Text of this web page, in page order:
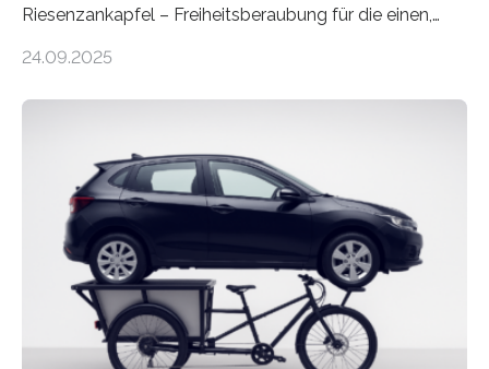
Riesenzankapfel – Freiheitsberaubung für die einen,
Nach rund 50 Jahren hat eine Wissenschaftlerin der
die Zahl der Verkehrstoten sogar um 35 Prozent. Die
Studie ist in der Zeitschrift Transportation Research
Part A: Policy and Practice vom 5. August 2025 online
veröffentlicht. Die deutschen Autobahnen sind…
24.09.2025